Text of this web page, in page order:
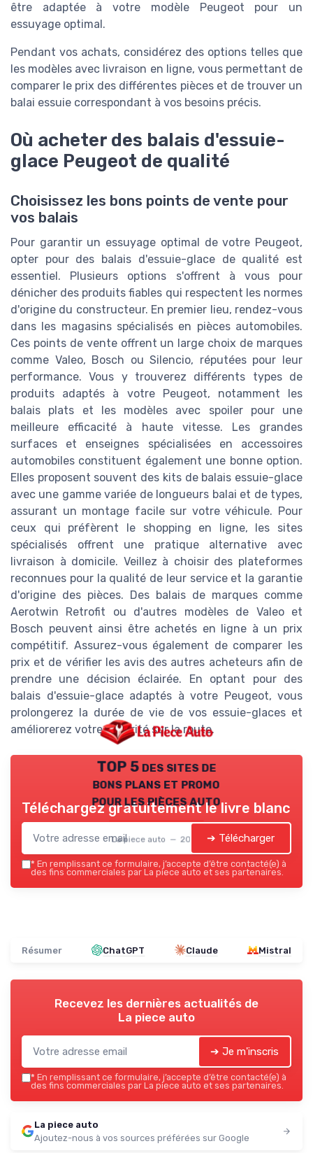
être adaptée à votre modèle Peugeot pour un
essuyage optimal.
Pendant vos achats, considérez des options telles que
les modèles avec livraison en ligne, vous permettant de
comparer le prix des différentes pièces et de trouver un
balai essuie correspondant à vos besoins précis.
Où acheter des balais d'essuie-
glace Peugeot de qualité
Choisissez les bons points de vente pour
vos balais
Pour garantir un essuyage optimal de votre Peugeot,
opter pour des balais d'essuie-glace de qualité est
essentiel. Plusieurs options s'offrent à vous pour
dénicher des produits fiables qui respectent les normes
d'origine du constructeur. En premier lieu, rendez-vous
dans les magasins spécialisés en pièces automobiles.
Ces points de vente offrent un large choix de marques
comme Valeo, Bosch ou Silencio, réputées pour leur
performance. Vous y trouverez différents types de
produits adaptés à votre Peugeot, notamment les
balais plats et les modèles avec spoiler pour une
meilleure efficacité à haute vitesse. Les grandes
surfaces et enseignes spécialisées en accessoires
automobiles constituent également une bonne option.
Elles proposent souvent des kits de balais essuie-glace
avec une gamme variée de longueurs balai et de types,
assurant un montage facile sur votre véhicule. Pour
ceux qui préfèrent le shopping en ligne, les sites
spécialisés offrent une pratique alternative avec
livraison à domicile. Veillez à choisir des plateformes
reconnues pour la qualité de leur service et la garantie
d'origine des pièces. Des balais de marques comme
Aerotwin Retrofit ou d'autres modèles de Valeo et
Bosch peuvent ainsi être achetés en ligne à un prix
compétitif. Assurez-vous également de comparer les
prix et de vérifier les avis des autres acheteurs afin de
prendre une décision éclairée. En optant pour des
balais d'essuie-glace adaptés à votre Peugeot, vous
prolongerez la durée de vie de vos essuie-glaces et
améliorerez votre sécurité sur la route.
TOP 5 des sites de
bons plans et promo
pour les pièces auto
La piece auto — 2026
Téléchargez gratuitement le livre blanc
➔ Télécharger
* En remplissant ce formulaire, j’accepte d’être contacté(e) à
des fins commerciales par La piece auto et ses partenaires.
Résumer ChatGPT Claude Mistral
Recevez les dernières actualités de
La piece auto
➔ Je m'inscris
* En remplissant ce formulaire, j’accepte d’être contacté(e) à
des fins commerciales par La piece auto et ses partenaires.
La piece auto
Ajoutez-nous à vos sources préférées sur Google